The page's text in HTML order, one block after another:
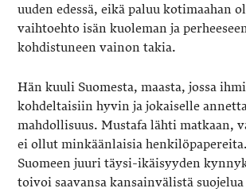
uuden edessä, eikä paluu kotimaahan
vaihtoehto isän kuoleman ja
kohdistuneen vainon takia.
Hän kuuli Suomesta, maasta, jossa
kohdeltaisiin hyvin ja jokaiselle
mahdollisuus. Mustafa lähti matkaan,
ei ollut minkäänlaisia
Suomeen juuri täysi-ikäisyyden
toivoi saavansa kansainvälistä